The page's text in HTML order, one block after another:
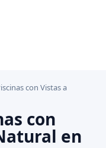
con Vistas a
con
en